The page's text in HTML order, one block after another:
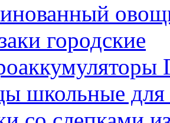
городские
школьные